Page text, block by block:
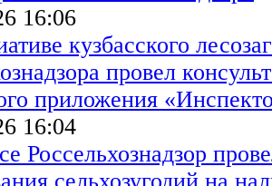
16:06
кузбасского
провел
приложения
16:04
Россельхознадзор